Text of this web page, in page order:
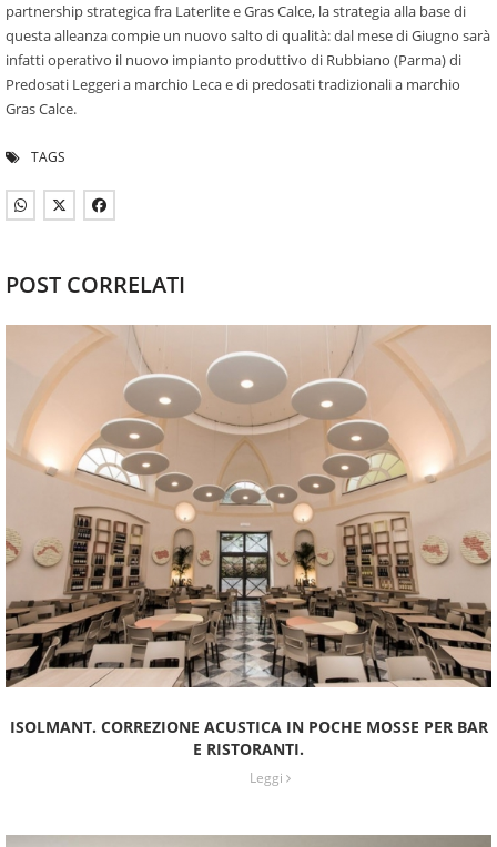
partnership strategica fra Laterlite e Gras Calce, la strategia alla base di
questa alleanza compie un nuovo salto di qualità: dal mese di Giugno sarà
infatti operativo il nuovo impianto produttivo di Rubbiano (Parma) di
Predosati Leggeri a marchio Leca e di predosati tradizionali a marchio
Gras Calce.
TAGS
POST CORRELATI
ISOLMANT. CORREZIONE ACUSTICA IN POCHE MOSSE PER BAR
E RISTORANTI.
Leggi